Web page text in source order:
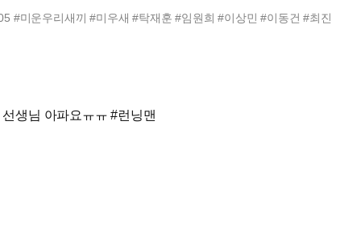
#미운우리새끼 #미우새 #탁재훈 #임원희 #이상민 #이동건 #최진
생님 아파요ㅠㅠ #런닝맨